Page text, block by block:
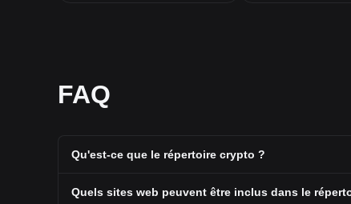
FAQ
Qu'est-ce que le répertoire crypto ?
Quels sites web peuvent être inclus dans le